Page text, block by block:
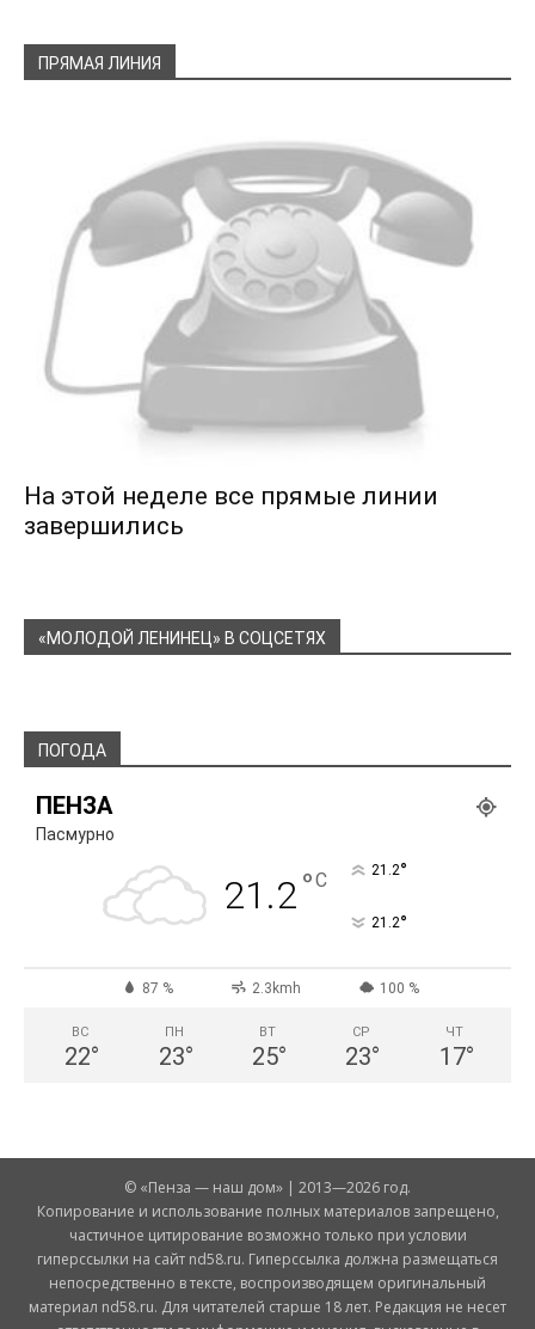
ПРЯМАЯ ЛИНИЯ
На этой неделе все прямые линии
завершились
«МОЛОДОЙ ЛЕНИНЕЦ» В СОЦСЕТЯХ
ПОГОДА
ПЕНЗА
Пасмурно
21.2°C 21.2°
21.2°
87 % 2.3kmh 100 %
ВС
22°
ПН
23°
ВТ
25°
СР
23°
ЧТ
17°
© «Пенза — наш дом» | 2013—2026 год.
Копирование и использование полных материалов запрещено,
частичное цитирование возможно только при условии
гиперссылки на сайт nd58.ru. Гиперссылка должна размещаться
непосредственно в тексте, воспроизводящем оригинальный
материал nd58.ru. Для читателей старше 18 лет. Редакция не несет